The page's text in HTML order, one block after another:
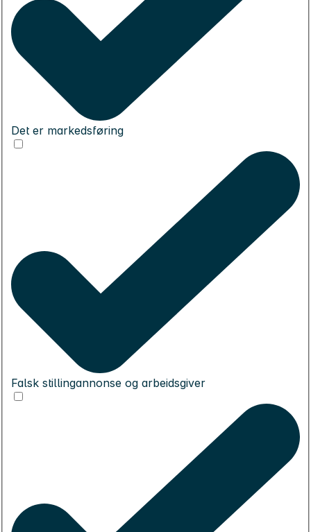
Det er markedsføring
Falsk stillingannonse og arbeidsgiver